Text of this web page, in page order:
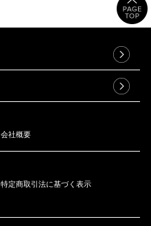
会社概要
特定商取引法に基づく表示